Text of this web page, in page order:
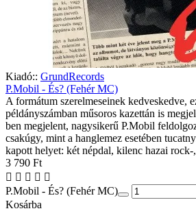
Kiadó:: GrundRecords
P.Mobil - És? (Fehér MC)
A formátum szerelmeseinek kedveskedve,
példányszámban műsoros kazettán is
ben megjelent, nagysikerű P.Mobil
csakúgy, mint a hanglemez esetében
kapott helyet: két népdal, kilenc hazai rock-
3 790 Ft
P.Mobil - És? (Fehér MC)
Kosárba